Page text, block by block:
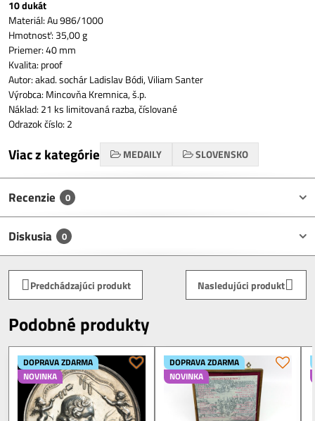
10 dukát
Materiál: Au 986/1000
Hmotnosť: 35,00 g
Priemer: 40 mm
Kvalita: proof
Autor: akad. sochár Ladislav Bódi, Viliam Santer
Výrobca: Mincovňa Kremnica, š.p.
Náklad: 21 ks limitovaná razba, číslované
Odrazok číslo: 2
Viac z kategórie MEDAILY SLOVENSKO
Recenzie 0
Diskusia 0
Predchádzajúci produkt Nasledujúci produkt
Podobné produkty
DOPRAVA ZDARMA
NOVINKA
DOPRAVA ZDARMA
NOVINKA